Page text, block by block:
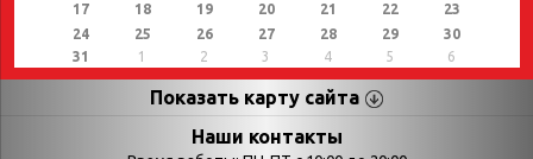
17
18 19 20 21 22
23
24
25 26 27 28 29
30
31
1 2 3 4 5 6
Показать карту сайта
Страницы Категории
Наши контакты